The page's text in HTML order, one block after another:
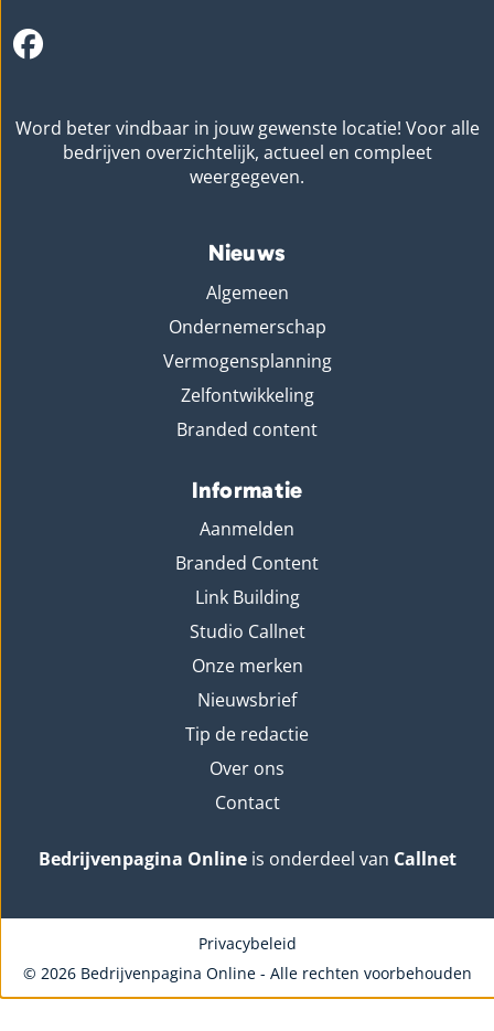
Word beter vindbaar in jouw gewenste locatie! Voor alle
bedrijven overzichtelijk, actueel en compleet
weergegeven.
Nieuws
Algemeen
Ondernemerschap
Vermogensplanning
Zelfontwikkeling
Branded content
Informatie
Aanmelden
Branded Content
Link Building
Studio Callnet
Onze merken
Nieuwsbrief
Tip de redactie
Over ons
Contact
Bedrijvenpagina Onlineis onderdeel van Callnet
© 2026 Bedrijvenpagina Online - Alle rechten voorbehouden
Privacybeleid